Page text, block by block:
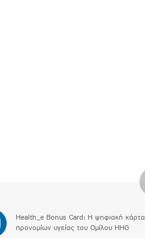
Health_e Bonus Card: H ψηφιακή κάρτα
προνομίων υγείας του Ομίλου HHG